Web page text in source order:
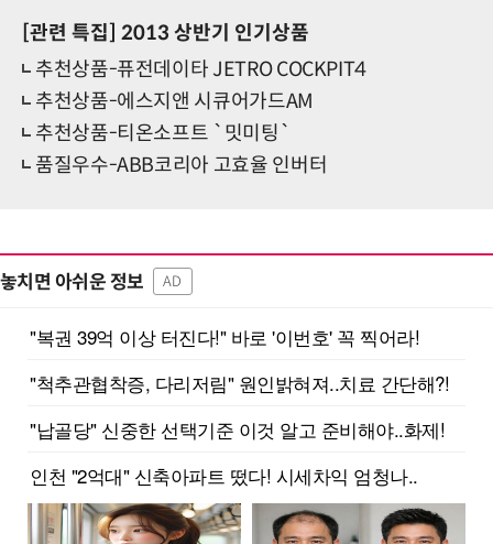
[관련 특집] 2013 상반기 인기상품
추천상품-퓨전데이타 JETRO COCKPIT4
추천상품-에스지앤 시큐어가드AM
추천상품-티온소프트 `밋미팅`
품질우수-ABB코리아 고효율 인버터
놓치면 아쉬운 정보 AD